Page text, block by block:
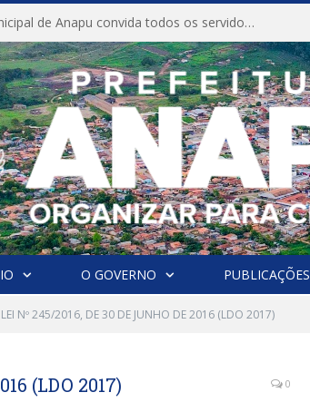
CONVITE A Prefeitura Municipal de Anapu convida todos os servidores públicos municipais para participarem da Audiência Pública de discussão da Lei de Diretrizes Orçamentárias (LDO), importante instrumento de planejamento das ações e investimentos da Administração Pública para o próximo exercício financeiro.
O GOVERNO PUBLICAÇÕES
LEI Nº 245/2016, DE 30 DE JUNHO DE 2016 (LDO 2017)
(LDO 2017) 0